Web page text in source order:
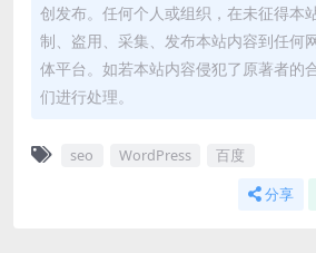
创发布。任何个人或组织，在未征得本
制、盗用、采集、发布本站内容到任何
体平台。如若本站内容侵犯了原著者的
们进行处理。
seo WordPress 百度
分享